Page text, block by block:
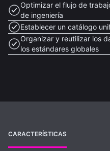
Optimizar el flujo de
de ingeniería
Establecer un catálogo
Organizar y reutilizar los
los estándares globales
CARACTERÍSTICAS